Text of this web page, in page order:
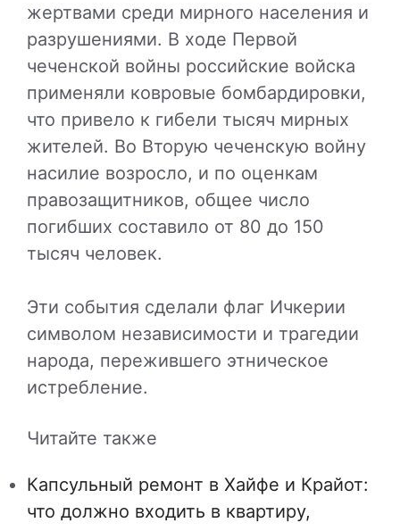
жертвами среди мирного населения и
разрушениями. В ходе Первой
чеченской войны российские войска
применяли ковровые бомбардировки,
что привело к гибели тысяч мирных
жителей. Во Вторую чеченскую войну
насилие возросло, и по оценкам
правозащитников, общее число
погибших составило от 80 до 150
тысяч человек.
Эти события сделали флаг Ичкерии
символом независимости и трагедии
народа, пережившего этническое
истребление.
Читайте также
Капсульный ремонт в Хайфе и Крайот:
что должно входить в квартиру,